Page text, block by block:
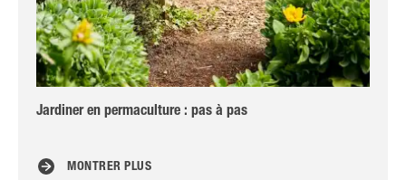
Jardiner en permaculture : pas à pas
MONTRER PLUS